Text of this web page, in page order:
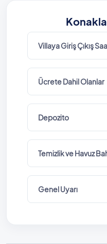
Villaya Giriş Çıkış
Ücrete Dahil Olanlar
Depozito
Temizlik ve Havuz
Genel Uyarı